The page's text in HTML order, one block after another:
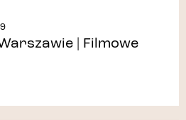
| Filmowe